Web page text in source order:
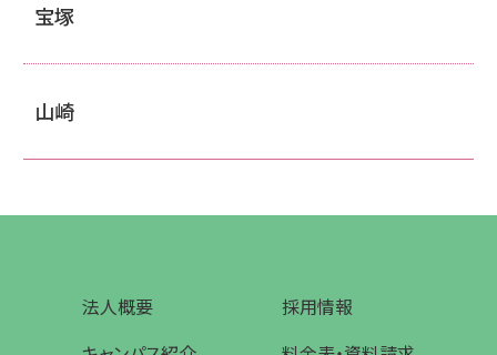
宝塚
山崎
法人概要
採用情報